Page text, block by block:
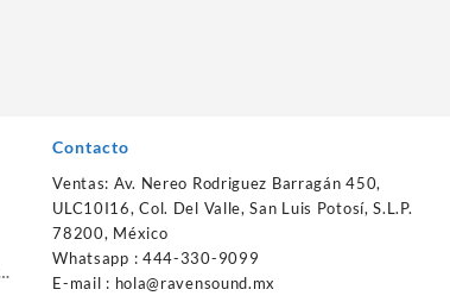
Contacto
Ventas: Av. Nereo Rodriguez Barragán 450,
ULC10I16, Col. Del Valle, San Luis Potosí, S.L.P.
78200, México
Whatsapp : 444-330-9099
E-mail : hola@ravensound.mx